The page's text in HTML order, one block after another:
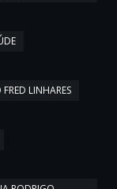
LINHARES